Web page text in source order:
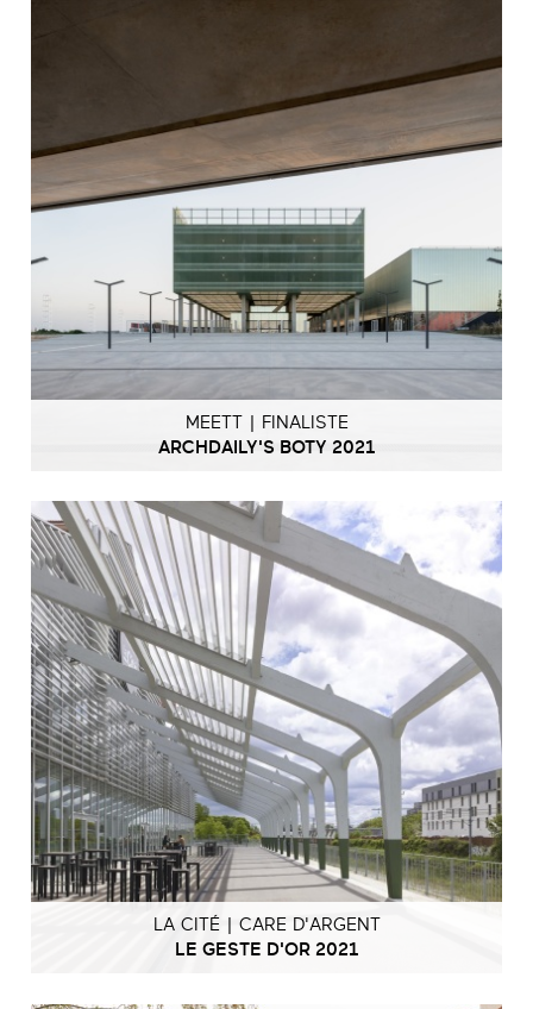
MEETT | FINALISTE
ARCHDAILY'S BOTY 2021
LA CITÉ | CARE D'ARGENT
LE GESTE D'OR 2021